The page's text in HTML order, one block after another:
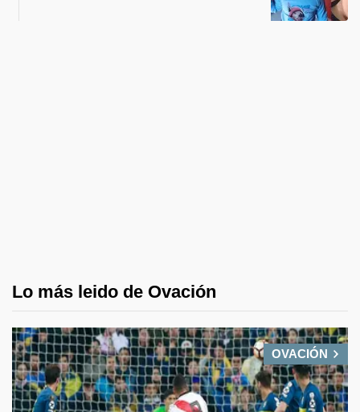
Lo más leido de Ovación
OVACIÓN